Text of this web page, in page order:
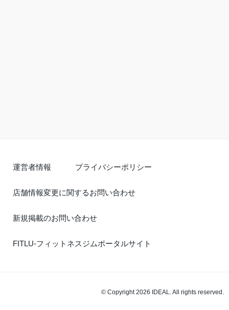
運営者情報 プライバシーポリシー
店舗情報変更に関するお問い合わせ
新規掲載のお問い合わせ
FITLU-フィットネスジムポータルサイト
© Copyright 2026 IDEAL. All rights reserved.